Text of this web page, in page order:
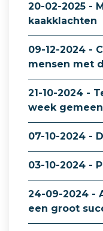
20-02-2025 -
kaakklachten
09-12-2024 -
mensen met
21-10-2024 -
week
07-10-2024 -
03-10-2024 -
24-09-2024 -
een groot